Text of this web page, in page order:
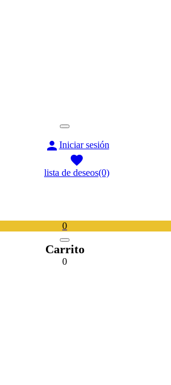
Iniciar sesión

lista de deseos(0)
0
Carrito
0